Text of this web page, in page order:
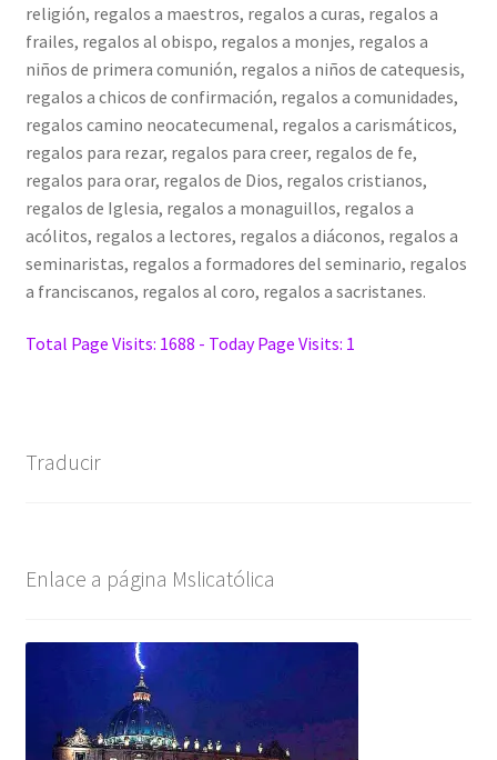
religión, regalos a maestros, regalos a curas, regalos a
frailes, regalos al obispo, regalos a monjes, regalos a
niños de primera comunión, regalos a niños de catequesis,
regalos a chicos de confirmación, regalos a comunidades,
regalos camino neocatecumenal, regalos a carismáticos,
regalos para rezar, regalos para creer, regalos de fe,
regalos para orar, regalos de Dios, regalos cristianos,
regalos de Iglesia, regalos a monaguillos, regalos a
acólitos, regalos a lectores, regalos a diáconos, regalos a
seminaristas, regalos a formadores del seminario, regalos
a franciscanos, regalos al coro, regalos a sacristanes.
Total Page Visits: 1688 - Today Page Visits: 1
Traducir
Enlace a página Mslicatólica